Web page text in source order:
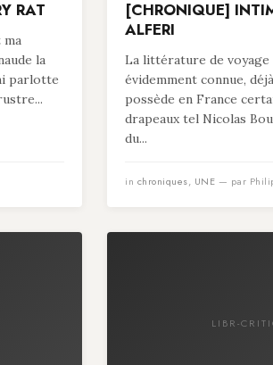
RAT
la
parlotte
[CHRONIQUE]
ALFERI
La littérature de voyage
évidemment connue,
possède en France
drapeaux tel Nicolas
du...
in chroniques, UNE — par
LIBR-